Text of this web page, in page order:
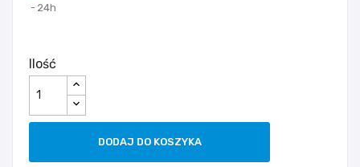
24h
Ilość
DODAJ DO KOSZYKA